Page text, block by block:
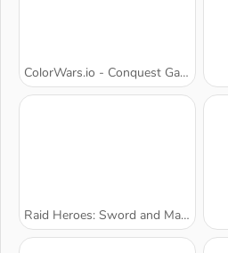
ColorWars.io - Conquest Game
Raid Heroes: Sword and Magic